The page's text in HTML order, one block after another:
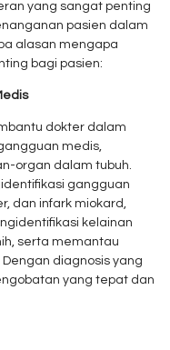
yang sangat penting
pasien dalam
alasan mengapa
bagi pasien:
dokter dalam
medis,
organ dalam tubuh.
gangguan
dan infark miokard,
kelainan
serta memantau
diagnosis yang
yang tepat dan